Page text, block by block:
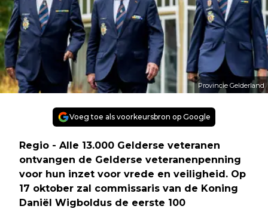
Provincie Gelderland
Voeg toe als voorkeursbron op Google
Regio - Alle 13.000 Gelderse veteranen
ontvangen de Gelderse veteranenpenning
voor hun inzet voor vrede en veiligheid. Op
17 oktober zal commissaris van de Koning
Daniël Wigboldus de eerste 100